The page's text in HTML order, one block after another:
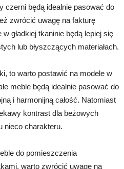
czerni będą idealnie pasować do
zwrócić uwagę na fakturę
gładkiej tkaninie będą lepiej się
lub błyszczących materiałach.
to warto postawić na modele w
meble będą idealnie pasować do
i harmonijną całość. Natomiast
kontrast dla beżowych
nieco charakteru.
do pomieszczenia
warto zwrócić uwagę na